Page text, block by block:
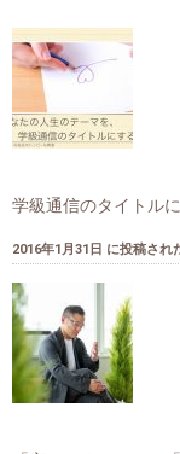
学級通信のタイトル
2016年1月31日 に投稿され